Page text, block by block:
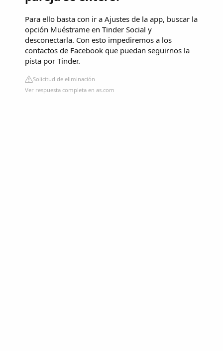
Para ello basta con ir a Ajustes de la app, buscar la
opción Muéstrame en Tinder Social y
desconectarla. Con esto impediremos a los
contactos de Facebook que puedan seguirnos la
pista por Tinder.
Solicitud de eliminación
Ver respuesta completa en as.com